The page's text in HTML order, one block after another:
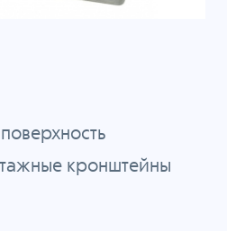
кронштейны